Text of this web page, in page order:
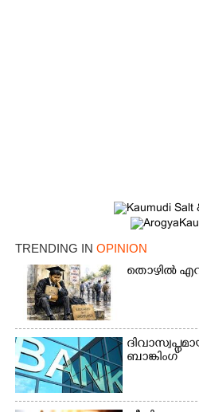
TRENDING IN OPINION
തൊഴിൽ
ബാങ്കിംഗ്